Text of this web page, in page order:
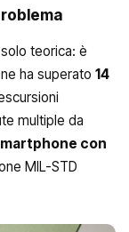
teorica: è
ha superato 14
multiple da
con
MIL-STD